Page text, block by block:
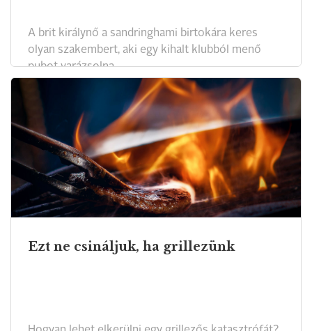
A brit királynő a sandringhami birtokára keres
olyan szakembert, aki egy kihalt klubból menő
pubot varázsolna.
Ezt ne csináljuk, ha grillezünk